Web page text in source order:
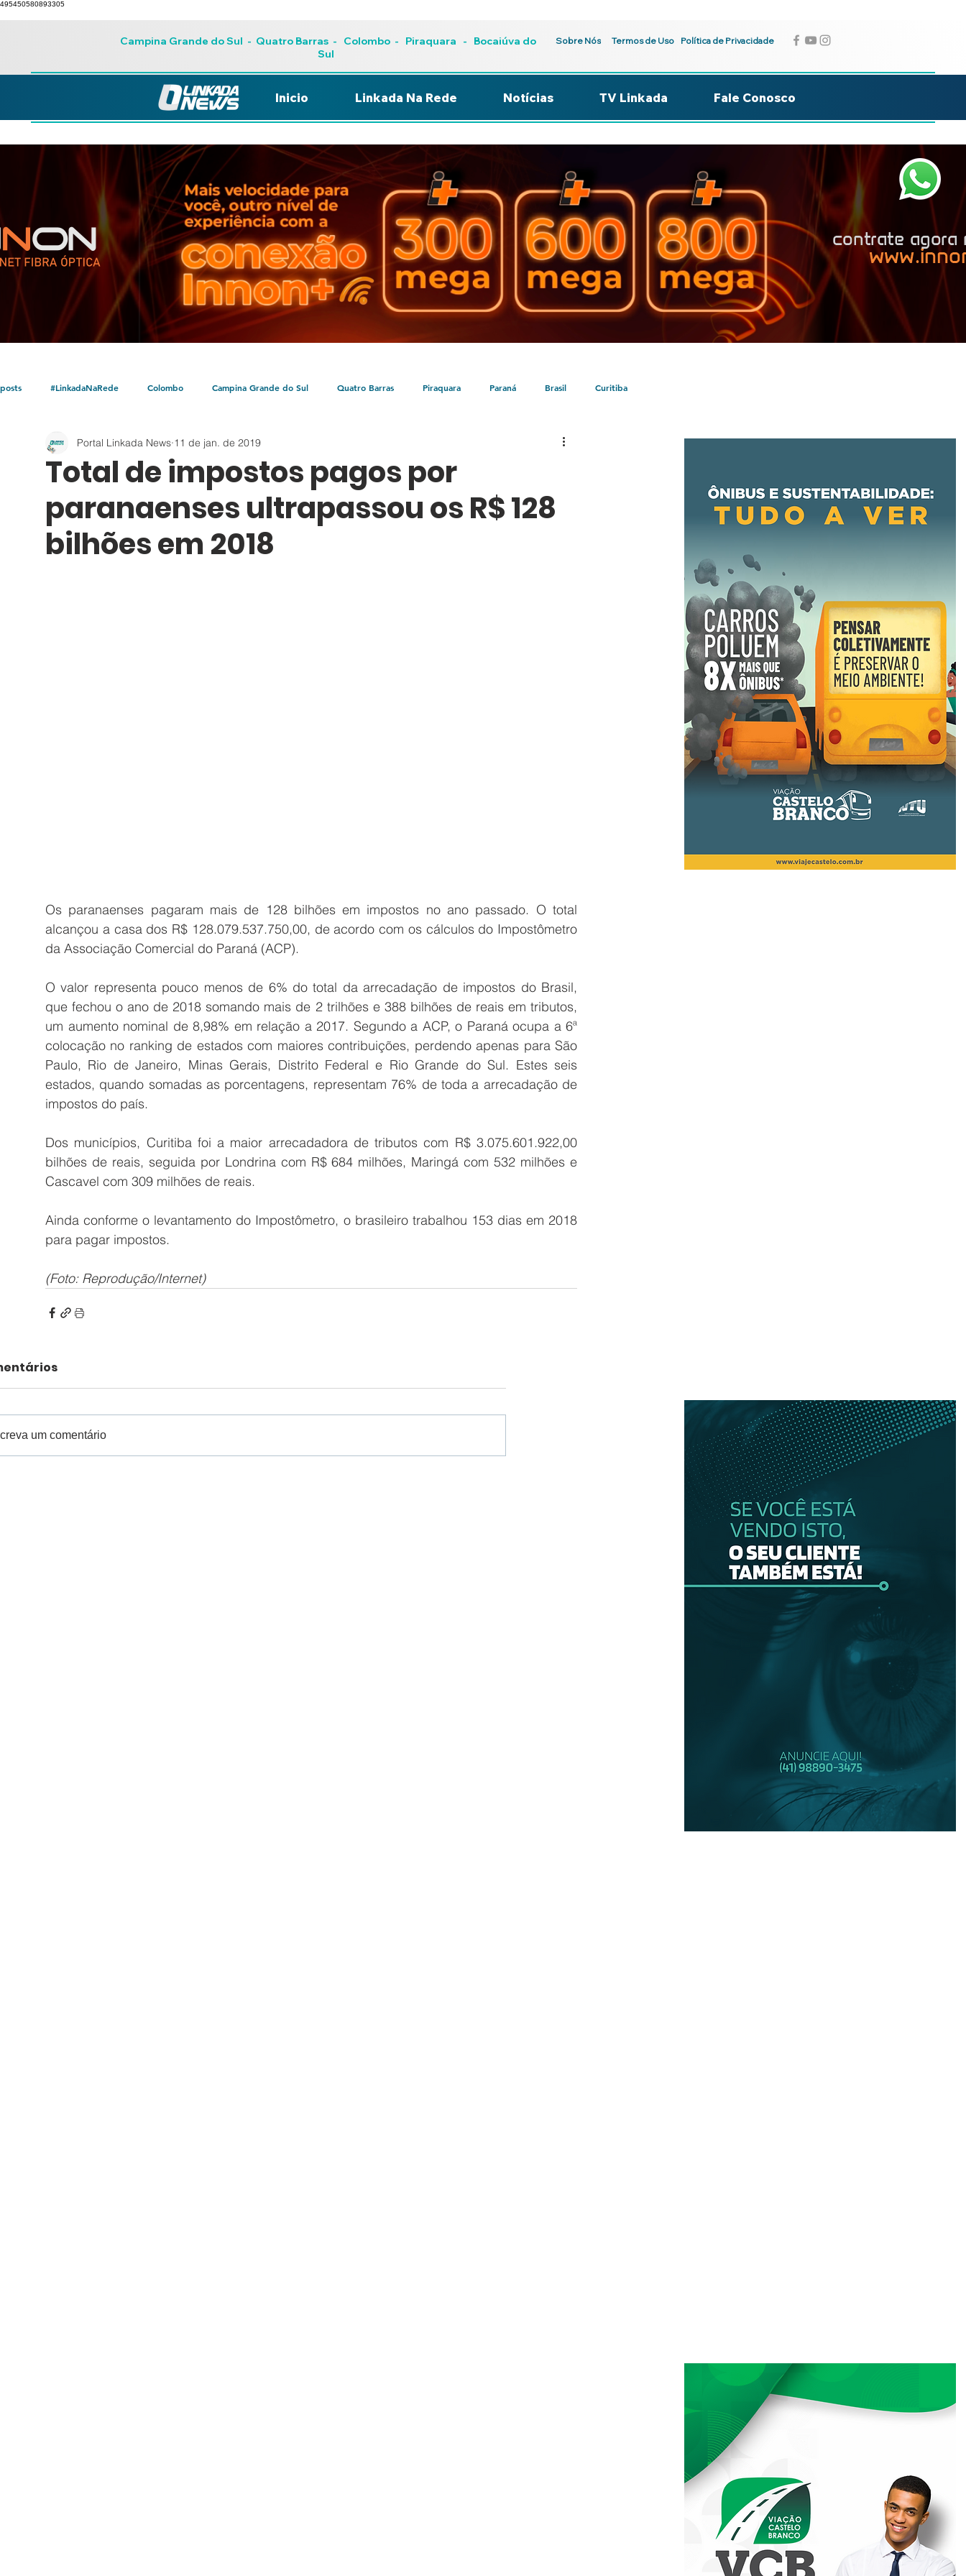
495450580893305
Campina Grande do Sul - Quatro Barras- Colombo- Piraquara - Bocaiúva do
Sul
Sobre Nós Termos de Uso Política de Privacidade
Inicio Linkada Na Rede Notícias TV Linkada Fale Conosco
#LinkadaNaRede Colombo Campina Grande do Sul Quatro Barras Piraquara Paraná Brasil Curitiba
Policial Bocaiúva do Sul Litoral
Total de impostos pagos por
paranaenses ultrapassou os R$ 128
bilhões em 2018
Portal Linkada News 11 de jan. de 2019
Os paranaenses pagaram mais de 128 bilhões em impostos no ano passado. O total
alcançou a casa dos R$ 128.079.537.750,00, de acordo com os cálculos do Impostômetro
da Associação Comercial do Paraná (ACP).
O valor representa pouco menos de 6% do total da arrecadação de impostos do Brasil,
que fechou o ano de 2018 somando mais de 2 trilhões e 388 bilhões de reais em tributos,
um aumento nominal de 8,98% em relação a 2017. Segundo a ACP, o Paraná ocupa a 6ª
colocação no ranking de estados com maiores contribuições, perdendo apenas para São
Paulo, Rio de Janeiro, Minas Gerais, Distrito Federal e Rio Grande do Sul. Estes seis
estados, quando somadas as porcentagens, representam 76% de toda a arrecadação de
impostos do país.
Dos municípios, Curitiba foi a maior arrecadadora de tributos com R$ 3.075.601.922,00
bilhões de reais, seguida por Londrina com R$ 684 milhões, Maringá com 532 milhões e
Cascavel com 309 milhões de reais.
Ainda conforme o levantamento do Impostômetro, o brasileiro trabalhou 153 dias em 2018
para pagar impostos.
(Foto: Reprodução/Internet)
um comentário